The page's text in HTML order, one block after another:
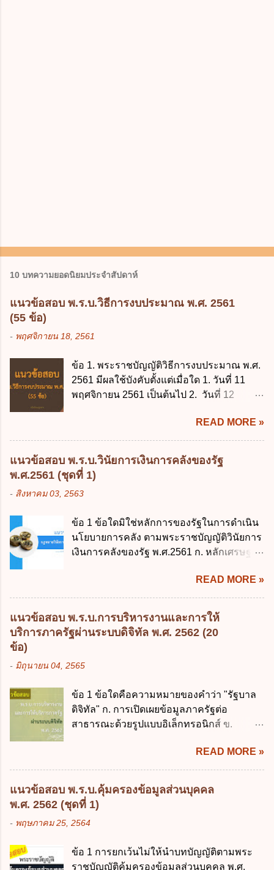
10 บทความยอดนิยมประจำสัปดาห์
แนวข้อสอบ พ.ร.บ.วิธีการงบประมาณ พ.ศ. 2561
(55 ข้อ)
- พฤศจิกายน 18, 2561
ข้อ 1. พระราชบัญญัติวิธีการงบประมาณ พ.ศ.
2561 มีผลใช้บังคับตั้งแต่เมื่อใด 1. วันที่ 11
พฤศจิกายน 2561 เป็นต้นไป 2. วันที่ 12
พฤศจิกายน 2561 เป็นต้นไป 4. วันที่ 14
พฤศจิกายน 2561 เป็นต้นไป ข้อ 2. พระราช
บัญญัติวิธีการงบประมาณ พ.ศ. 2561 ไม่ได้
ยกเลิกกฎหมายฉบับใด 1. พระราชบัญญัติวิธี
การงบประมาณ พ.ศ. 2502 2. พระราชบัญญัติ
วิธีการงบประมาณ (ฉบับที่ 3) พ.ศ. 2511 3.
พ.ศ. 2544 4. ประกาศของคณะปฏิวัติ ฉบับที่
203 ลงวันที่ 31 สิงหาคม 2515 ข้อ 3. ข้อใดไม่
ถูกต้อง 1. นายกรัฐมนตรีมีอำนาจออกกฎเพื่อ
ประมาณ พ.ศ. 2561 2. นายกรัฐมนตรีเป็นผู้
รักษาการตามพระราช บัญญัติวิธีการงบ
ประมาณ พ.ศ. 2561 3. รัฐมนตรีว่าการ
กระทรวงการคลัง เป็นผู้รักษาการตามพระ
โปร่งใสและตรวจสอบได้ ข้อ 4. พระราช
บัญญัติวิธีการงบประมาณ พ.ศ. 2561 บัญญัติ
ให้การบริหา...
READ MORE »
แนวข้อสอบ พ.ร.บ.วินัยการเงินการคลังของรัฐ
พ.ศ.2561 (ชุดที่ 1)
- สิงหาคม 03, 2563
ข้อ 1 ข้อใดมิใช่หลักการของรัฐในการดำเนิน
นโยบายการคลัง ตามพระราชบัญญัติวินัยการ
เงินการคลังของรัฐ พ.ศ.2561 ก. หลักเศรษฐกิจ
เศรษฐกิจ ค. หลักการพัฒนาทางเศรษฐกิจ
อย่างยั่งยืน ง. หลักความเป็นธรรมในสังคม ข้อ
2 สัดส่วนหนี้สาธารณะต่อผลิตภัณฑ์มวลรวม
ในประเทศเพื่อใช้เป็นกรอบในการบริหารหนี้
สาธารณะเป็นไปตามข้อใด ก. ไม่เกินร้อยละ 5
เกินร้อยละ 60 ข้อ 3 กฎหมายว่าด้วยวินัยการ
กฎหมายที่ให้จัดเก็บภาษีอากรหรือค่า
ธรรมเนียมเพิ่มขึ้นจากที่กำหนดไว้ในกฎหมาย
เพื่อการนำไปใช้จ่ายตามวัตถุประสงค์หรือเพื่อ
ข้อใด ก. เป็นไปตามความต้องการของชุมชน
ข. เพื่อป็นรายได้ขององค์กรปกครองส่วนท้อง
ถิ่น ค. มีเหตุจำเป็นหรือเหตุฉุกเฉินที่มิอาจหลีก
เลี่ยงได้ ง. สอดคล้องกับยุทธศาสตร์ชาติ ข้อ 4
ประกอบการพิจารณาในเรื่องต่อไปนี้ ยกเว้น
ข้อใด ก. การจัดเก็บหรือหารายได้ ข. การ
READ MORE »
แนวข้อสอบ พ.ร.บ.การบริหารงานและการให้
บริการภาครัฐผ่านระบบดิจิทัล พ.ศ. 2562 (20
ข้อ)
- มิถุนายน 04, 2565
ข้อ 1 ข้อใดคือความหมายของคำว่า "รัฐบาล
ดิจิทัล" ก. การเปิดเผยข้อมูลภาครัฐต่อ
สาธารณะด้วยรูปแบบอิเล็กทรอนิกส์ ข.
การบริหารงาน การให้บริการ การบูรณาการ
ข้อมูลภาครัฐ ค. วิธีการนำสัญลักษณ์ศูนย์และ
หนึ่ง เพื่อใช้สร้างระบบต่าง ๆ ง. สำนักงาน
พัฒนารัฐบาลดิจิทัล (องค์การมหาชน) ข้อ 2
การบริหารงานภาครัฐและการจัดทำบริการ
สาธารณะผ่านระบบดิจิทัล ต้องมีวัตถุประสงค์
ดิจิทัลอย่างคุ้มค่าและเต็มศักยภาพ ข. พัฒนา
READ MORE »
แนวข้อสอบ พ.ร.บ.คุ้มครองข้อมูลส่วนบุคคล
พ.ศ. 2562 (ชุดที่ 1)
- พฤษภาคม 25, 2564
ข้อ 1 การยกเว้นไม่ให้นำบทบัญญัติตามพระ
ราชบัญญัติคุ้มครองข้อมูลส่วนบุคคล พ.ศ.